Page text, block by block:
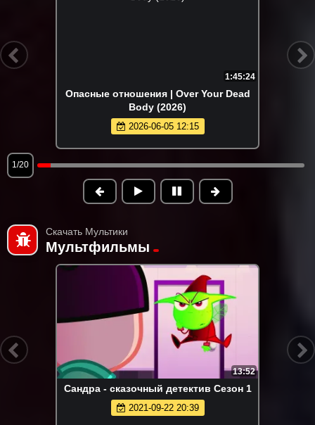
1:45:24
Опасные отношения | Over Your Dead
Body (2026)
2026-06-05 12:15
1/20
Скачать Мультики
Мультфильмы
13:52
Сандра - сказочный детектив Сезон 1
2021-09-22 20:39